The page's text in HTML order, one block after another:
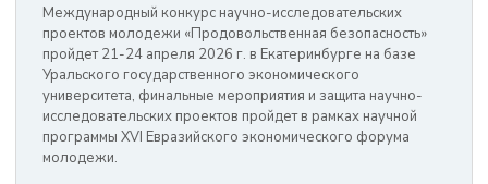
Международный конкурс научно-исследовательских
проектов молодежи «Продовольственная безопасность»
пройдет 21-24 апреля 2026 г. в Екатеринбурге на базе
Уральского государственного экономического
университета, финальные мероприятия и защита научно-
исследовательских проектов пройдет в рамках научной
программы XVI Евразийского экономического форума
молодежи.